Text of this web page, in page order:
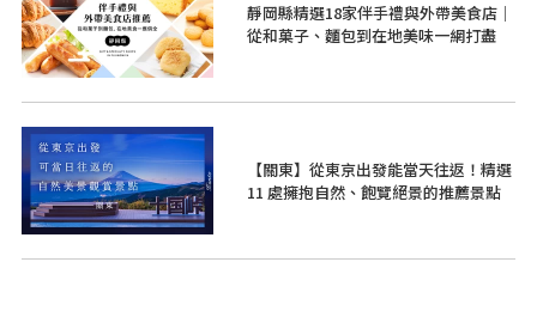
靜岡縣精選18家伴手禮與外帶美食店｜
從和菓子、麵包到在地美味一網打盡
【關東】從東京出發能當天往返！精選
11 處擁抱自然、飽覽絕景的推薦景點